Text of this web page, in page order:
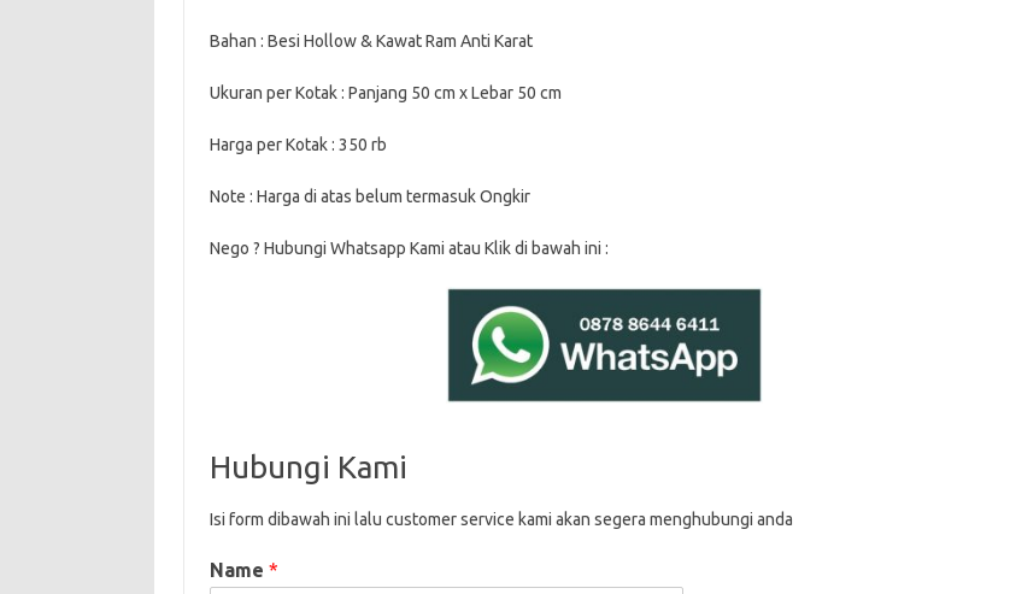
Bahan : Besi Hollow & Kawat Ram Anti Karat
Ukuran per Kotak : Panjang 50 cm x Lebar 50 cm
Harga per Kotak : 350 rb
Note : Harga di atas belum termasuk Ongkir
Nego ? Hubungi Whatsapp Kami atau Klik di bawah ini :
Hubungi Kami
Isi form dibawah ini lalu customer service kami akan segera menghubungi anda
Name *